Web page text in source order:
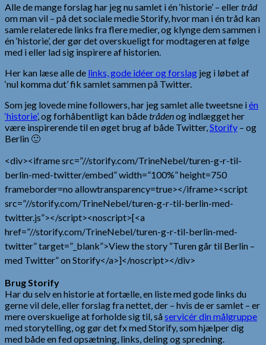
Alle de mange forslag har jeg nu samlet i én ‘historie’ – ellertråd
om man vil – på det sociale medie Storify, hvor man i én tråd kan
samle relaterede links fra flere medier, og klynge dem sammen i
én ‘historie’, der gør det overskueligt for modtageren at følge
med i eller lad sig inspirere af historien.
Her kan læse alle de links, gode idéer og forslag jeg i løbet af
‘nul komma dut’ fik samlet sammen på Twitter.
Som jeg lovede mine followers, har jeg samlet alle tweetsne ién
‘historie’, og forhåbentligt kan bådetrådenog indlægget her
være inspirerende til en øget brug af både Twitter,Storify – og
Berlin 🙂
<div><iframe src=”//storify.com/TrineNebel/turen-g-r-til-
berlin-med-twitter/embed” width=”100%” height=750
frameborder=no allowtransparency=true></iframe><script
src=”//storify.com/TrineNebel/turen-g-r-til-berlin-med-
twitter.js”></script><noscript>[<a
href=”//storify.com/TrineNebel/turen-g-r-til-berlin-med-
twitter” target=”_blank”>View the story “Turen går til Berlin –
med Twitter” on Storify</a>]</noscript></div>
Brug Storify
Har du selv en historie at fortælle, en liste med gode links du
gerne vil dele, eller forslag fra nettet, der – hvis de er samlet – er
mere overskuelige at forholde sig til, såservicér din målgruppe
med storytelling, og gør det fx med Storify, som hjælper dig
med både en fed opsætning, links, deling og spredning.